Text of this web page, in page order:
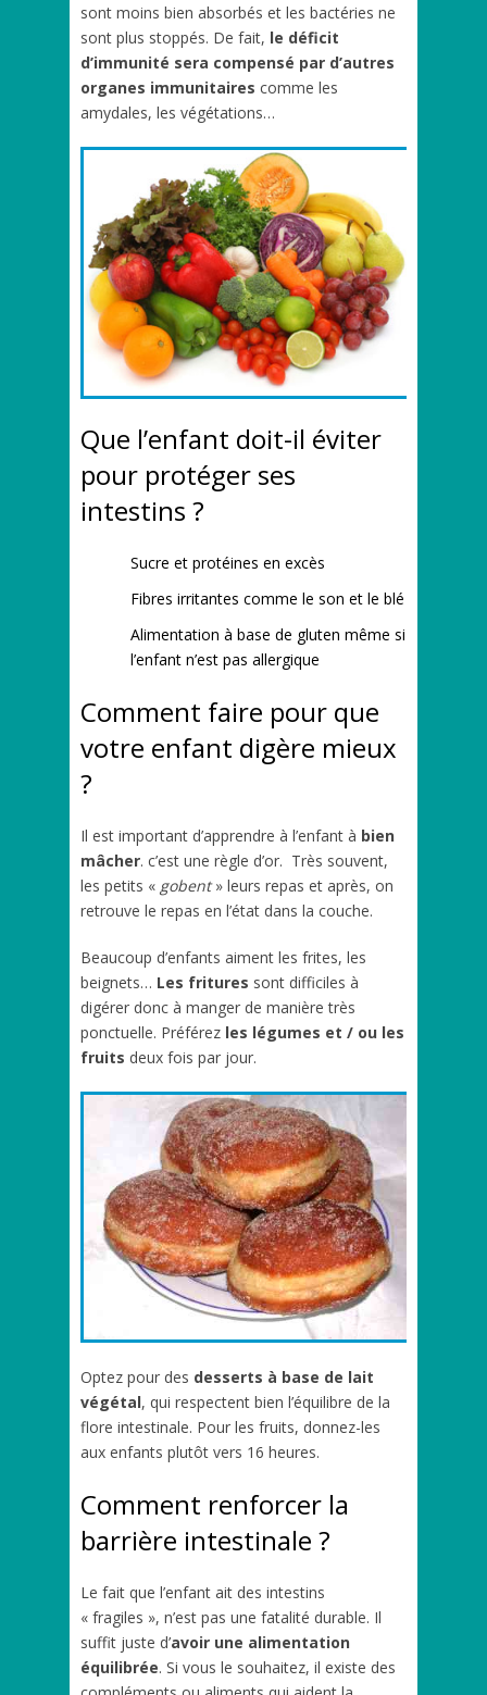
sont moins bien absorbés et les bactéries ne
sont plus stoppés. De fait, le déficit
d’immunité sera compensé par d’autres
organes immunitaires comme les
amydales, les végétations…
Que l’enfant doit-il éviter
pour protéger ses
intestins ?
Sucre et protéines en excès
Fibres irritantes comme le son et le blé
Alimentation à base de gluten même si
l’enfant n’est pas allergique
Comment faire pour que
votre enfant digère mieux
?
Il est important d’apprendre à l’enfant à bien
mâcher. c’est une règle d’or. Très souvent,
les petits « gobent» leurs repas et après, on
retrouve le repas en l’état dans la couche.
Beaucoup d’enfants aiment les frites, les
beignets… Les fritures sont difficiles à
digérer donc à manger de manière très
ponctuelle. Préférez les légumes et / ou les
fruits deux fois par jour.
Optez pour des desserts à base de lait
végétal, qui respectent bien l’équilibre de la
flore intestinale. Pour les fruits, donnez-les
aux enfants plutôt vers 16 heures.
Comment renforcer la
barrière intestinale ?
Le fait que l’enfant ait des intestins
« fragiles », n’est pas une fatalité durable. Il
suffit juste d’avoir une alimentation
équilibrée. Si vous le souhaitez, il existe des